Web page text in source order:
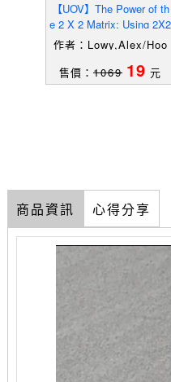
【UOV】The Power of th
e 2 X 2 Matrix: Using 2X2
Thinking to Solve Busin
作者：Lowy,Alex/Hoo
H.(FRW)/Pine,B.Jose
售價： 1069 19 元
商品資訊 心得分享